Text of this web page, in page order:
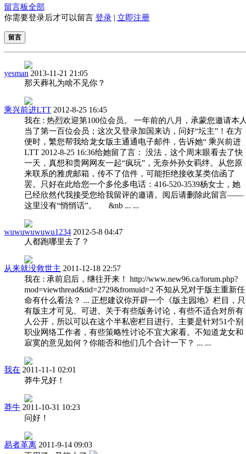
留言板全部
你需要登录后才可以留言 登录 | 立即注册
留言
yesman 2013-11-21 21:05
那天葬礼为啥不见你？
乘兴前进LTT 2012-8-25 16:45
我在 : 热烈欢迎第100位会员。 一年前的八月，承蒙您邀请本人
当了第一百位会员；这次又登录加国来访，问好“坛主”！在方
便时，繁您帮我给龙女版主通通电子邮件，告诉她“ 乘兴前进
LTT 2012-8-25 16:36给她留了言： 没法，这个周末眼看去了快
一天，真想和贵网网友一起“疯玩”，无奈外孙女羁绊。从您原
来联系的雅虎邮箱，传不了信件，可能拒绝接收某类信函了
罢。只好在此给您一个多伦多电话：416-520-3539杨女士，她
已经欣然代我接受您给我留评的邀请。阅后请删除此留言——
这里没有“悄悄话”。 &nb ... ...
wuwuwuwuwu1234 2012-5-8 04:47
人都跑哪里去了？
从来就没救世主 2011-12-18 22:57
我在 : 承前启后，继往开来！ http://www.new96.ca/forum.php?
mod=viewthread&tid=2729&fromuid=2 不知从兄对于版主重新任
命有什么看法？ ... 正想建议你开辟一个《版主园地》栏目，只
有版主才可见、可进。关于有些版务讨论，有些不适合对所有
人公开，所以可以在这个半私密栏目进行。主要是针对51个别
职业网络工作者，有些策略性讨论不宜大家看。不知道龙女和
寂寞的意见如何？你能否和他们几个合计一下？ ... ...
我在 2011-11-1 02:01
莽牛兄好！
莽牛 2011-10-31 10:23
问好！
易者革离 2011-9-14 09:03